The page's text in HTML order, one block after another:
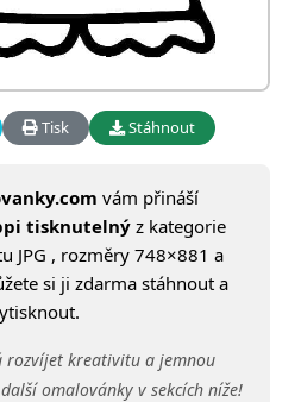
Tisk Stáhnout
vám přináší
tisknutelnýz kategorie
JPG , rozměry 748×881 a
si ji zdarma stáhnout a
rozvíjet kreativitu a jemnou
omalovánky v sekcích níže!